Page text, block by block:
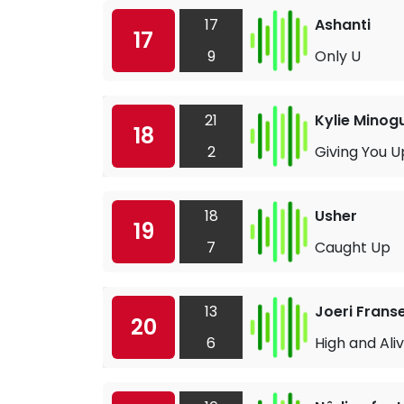
17
17
9
Ashanti
Only U
18
21
2
Kylie
Giving You
19
18
7
Usher
Caught Up
20
13
6
Joeri
High and